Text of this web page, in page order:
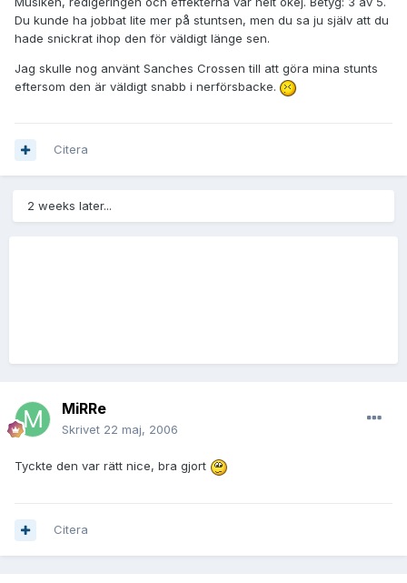
Du kunde ha jobbat lite mer på stuntsen, men du sa ju själv att du
hade snickrat ihop den för väldigt länge sen.
Jag skulle nog använt Sanches Crossen till att göra mina stunts
eftersom den är väldigt snabb i nerförsbacke.
Citera
2 weeks later...
MiRRe
Skrivet 22 maj, 2006
Tyckte den var rätt nice, bra gjort
Citera